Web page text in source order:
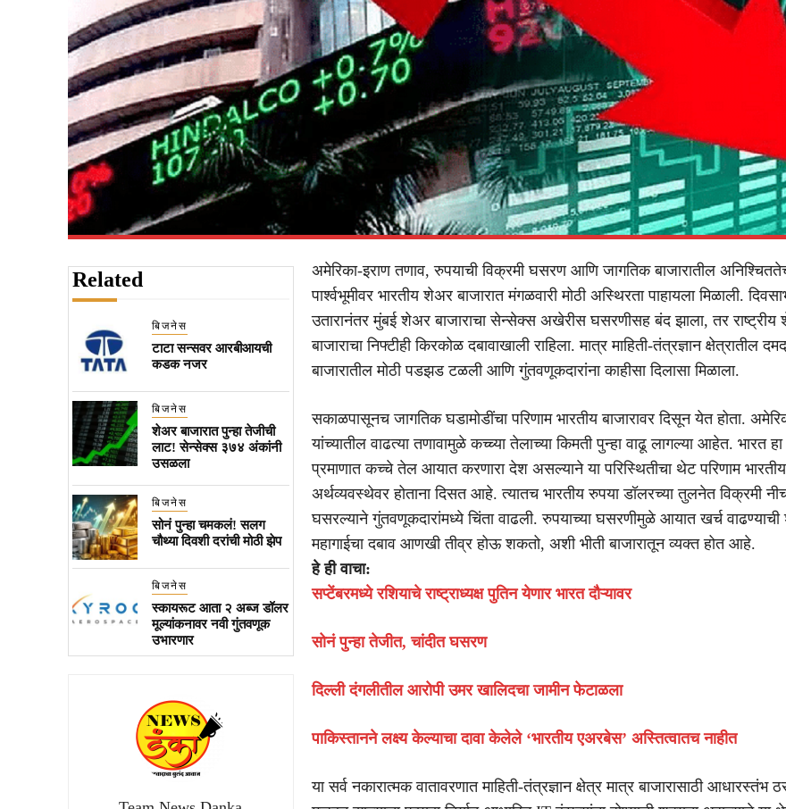
Related
बिजनेस
टाटा सन्सवर आरबीआयची
कडक नजर
बिजनेस
शेअर बाजारात पुन्हा तेजीची
लाट! सेन्सेक्स ३७४ अंकांनी
उसळला
बिजनेस
सोनं पुन्हा चमकलं! सलग
चौथ्या दिवशी दरांची मोठी झेप
बिजनेस
स्कायरूट आता २ अब्ज डॉलर
मूल्यांकनावर नवी गुंतवणूक
उभारणार
अमेरिका-इराण तणाव, रुपयाची विक्रमी घसरण आणि जागतिक बाजारातील
पार्श्वभूमीवर भारतीय शेअर बाजारात मंगळवारी मोठी अस्थिरता पाहायला मिळाली.
उतारानंतर मुंबई शेअर बाजाराचा सेन्सेक्स अखेरीस घसरणीसह बंद झाला, तर राष्ट्रीय
बाजाराचा निफ्टीही किरकोळ दबावाखाली राहिला. मात्र माहिती-तंत्रज्ञान क्षेत्रातील
बाजारातील मोठी पडझड टळली आणि गुंतवणूकदारांना काहीसा दिलासा मिळाला.
सकाळपासूनच जागतिक घडामोडींचा परिणाम भारतीय बाजारावर दिसून येत होता.
यांच्यातील वाढत्या तणावामुळे कच्च्या तेलाच्या किमती पुन्हा वाढू लागल्या आहेत. भारत हा
प्रमाणात कच्चे तेल आयात करणारा देश असल्याने या परिस्थितीचा थेट परिणाम भारतीय
अर्थव्यवस्थेवर होताना दिसत आहे. त्यातच भारतीय रुपया डॉलरच्या तुलनेत विक्रमी
घसरल्याने गुंतवणूकदारांमध्ये चिंता वाढली. रुपयाच्या घसरणीमुळे आयात खर्च
महागाईचा दबाव आणखी तीव्र होऊ शकतो, अशी भीती बाजारातून व्यक्त होत आहे.
हे ही वाचा:
सप्टेंबरमध्ये रशियाचे राष्ट्राध्यक्ष पुतिन येणार भारत दौऱ्यावर
सोनं पुन्हा तेजीत, चांदीत घसरण
दिल्ली दंगलीतील आरोपी उमर खालिदचा जामीन फेटाळला
पाकिस्तानने लक्ष्य केल्याचा दावा केलेले ‘भारतीय एअरबेस’ अस्तित्वातच नाहीत
या सर्व नकारात्मक वातावरणात माहिती-तंत्रज्ञान क्षेत्र मात्र बाजारासाठी आधारस्तंभ